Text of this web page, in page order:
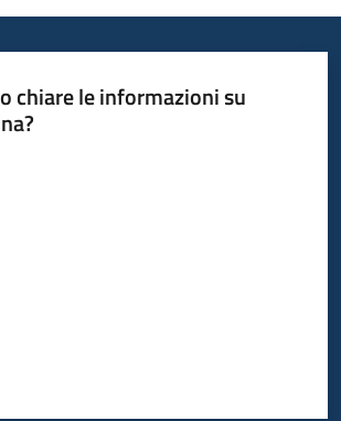
chiare le informazioni su